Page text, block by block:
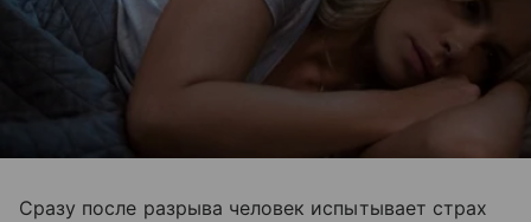
Сразу после разрыва человек испытывает страх